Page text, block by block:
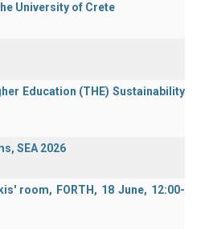
University of Crete
Education (ΤΗΕ) Sustainability
SEA 2026
room, FORTH, 18 June, 12:00-